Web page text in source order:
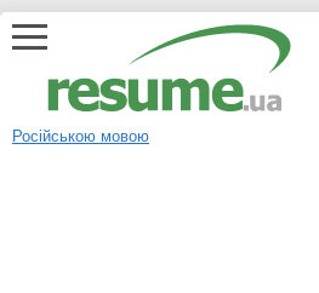
Російською мовою